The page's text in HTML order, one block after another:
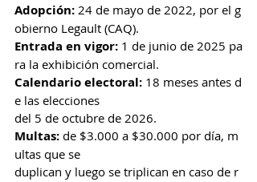
Adopción: 24 de mayo de 2022, por el g
obierno Legault (CAQ).
Entrada en vigor: 1 de junio de 2025 pa
ra la exhibición comercial.
Calendario electoral: 18 meses antes d
e las elecciones
del 5 de octubre de 2026.
Multas: de $3.000 a $30.000 por día, m
ultas que se
duplican y luego se triplican en caso de r